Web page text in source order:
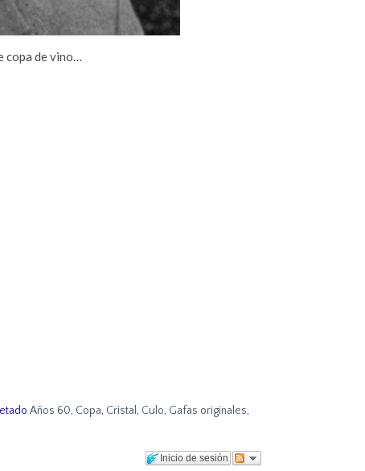
copa de vino…
Años 60, Copa, Cristal , Culo, Gafas originales,
Inicio de sesión